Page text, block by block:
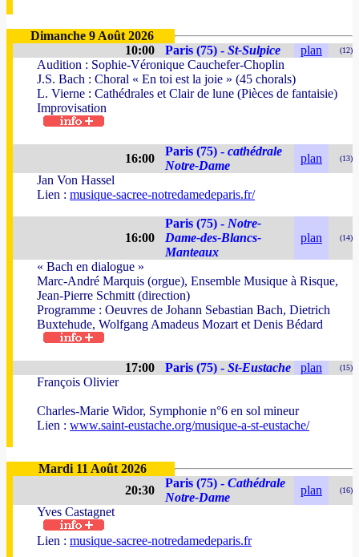
Dimanche 9 Août 2026
10:00
Paris (75) - St-Sulpice plan (12)
Audition : Sophie-Véronique Cauchefer-Choplin
J.S. Bach : Choral « En toi est la joie » (45 chorals)
L. Vierne : Cathédrales et Clair de lune (Pièces de fantaisie)
Improvisation
16:00
Paris (75) - cathédrale
Notre-Dame
plan (13)
Jan Von Hassel
Lien : musique-sacree-notredamedeparis.fr/
16:00
Paris (75) - Notre-
Dame-des-Blancs-
Manteaux
plan (14)
« Bach en dialogue »
Marc-André Marquis (orgue), Ensemble Musique à Risque,
Jean-Pierre Schmitt (direction)
Programme : Oeuvres de Johann Sebastian Bach, Dietrich
Buxtehude, Wolfgang Amadeus Mozart et Denis Bédard
17:00 Paris (75) - St-Eustache plan (15)
François Olivier
Charles-Marie Widor, Symphonie n°6 en sol mineur
Lien : www.saint-eustache.org/musique-a-st-eustache/
Mardi 11 Août 2026
20:30
Paris (75) - Cathédrale
Notre-Dame
plan (16)
Yves Castagnet
Lien : musique-sacree-notredamedeparis.fr